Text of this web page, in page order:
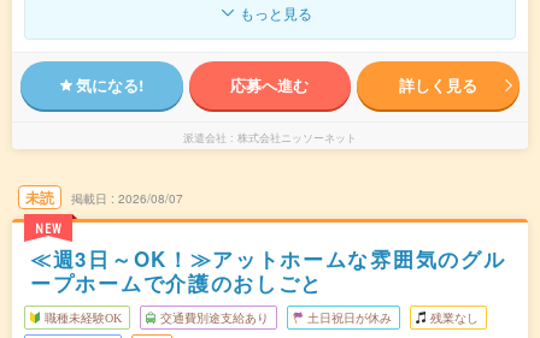
もっと見る
気になる! 応募へ進む 詳しく見る
派遣会社 株式会社ニッソーネット
未読
NEW
掲載日 2026/08/07
≪週3日～OK！≫アットホームな雰囲気のグル
ープホームで介護のおしごと
職種未経験OK 交通費別途支給あり 土日祝日が休み 残業なし